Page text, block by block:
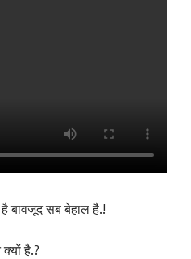
है बावजूद सब बेहाल है.!
है.?